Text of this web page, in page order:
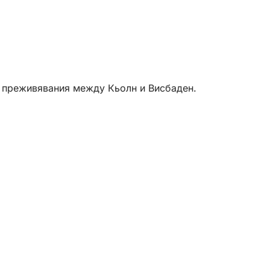
преживявания между Кьолн и Висбаден.